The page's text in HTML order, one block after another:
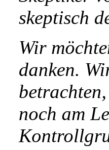
skeptisch
Wir
danken.
noch am